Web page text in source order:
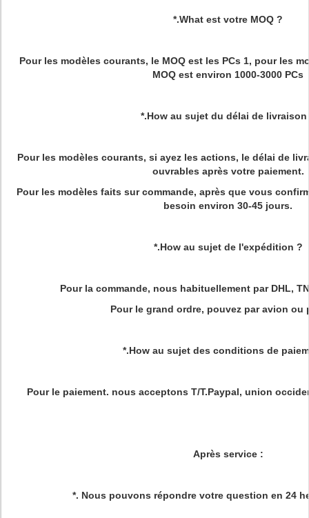
*.What est votre MOQ ?
Pour les modèles courants, le MOQ est les PCs 1, pour les
MOQ est environ 1000-3000 PCs
*.How au sujet du délai de livraison
Pour les modèles courants, si ayez les actions, le délai de
ouvrables après votre paiement.
Pour les modèles faits sur commande, après que vous
besoin environ 30-45 jours.
*.How au sujet de l'expédition ?
Pour la commande, nous habituellement par DHL,
Pour le grand ordre, pouvez par avion ou
*.How au sujet des conditions de
Pour le paiement. nous acceptons T/T.Paypal, union
Après service:
*. Nous pouvons répondre votre question en 24